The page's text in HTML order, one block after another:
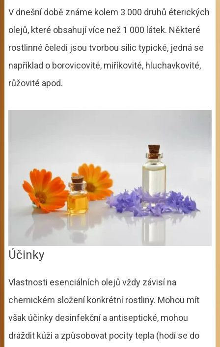
V dnešní době známe kolem 3 000 druhů éterických
olejů, které obsahují více než 1 000 látek. Některé
rostlinné čeledi jsou tvorbou silic typické, jedná se
například o borovicovité, miříkovité, hluchavkovité,
růžovité apod.
Účinky
Vlastnosti esenciálních olejů vždy závisí na
chemickém složení konkrétní rostliny. Mohou mít
však účinky desinfekční a antiseptické, mohou
dráždit kůži a způsobovat pocity tepla (hodí se do